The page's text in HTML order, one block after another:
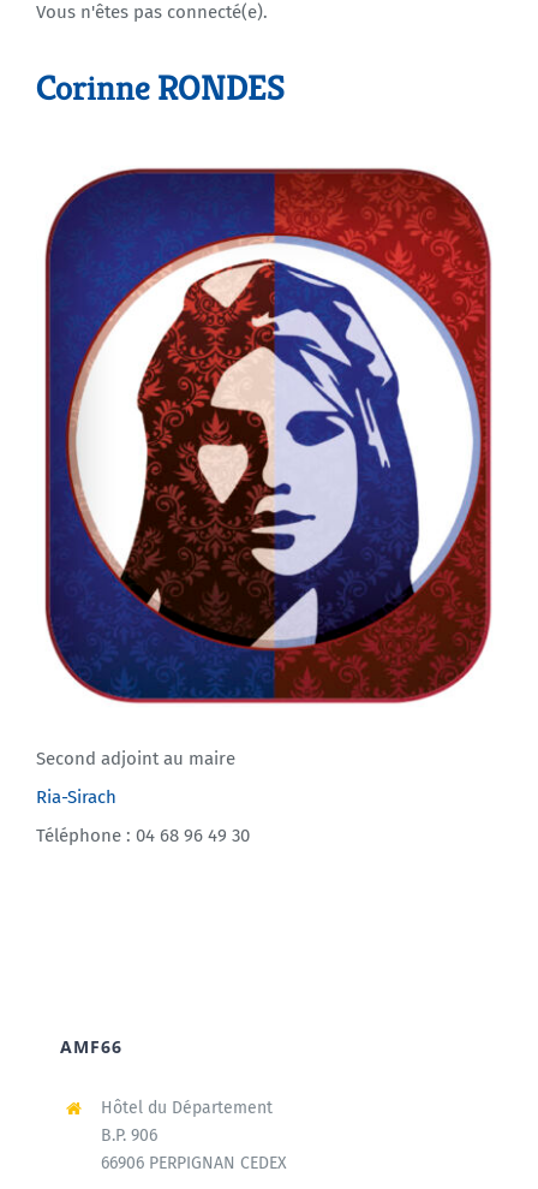
Agenda
Vous n'êtes pas connecté(e).
Corinne RONDES
Second adjoint au maire
Ria-Sirach
Téléphone : 04 68 96 49 30
AMF66
Hôtel du Département
B.P. 906
66906 PERPIGNAN CEDEX